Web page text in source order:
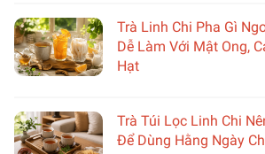
Trà Linh Chi Pha Gì
Dễ Làm Với Mật Ong,
Hạt
Trà Túi Lọc Linh Chi
Để Dùng Hằng Ngày